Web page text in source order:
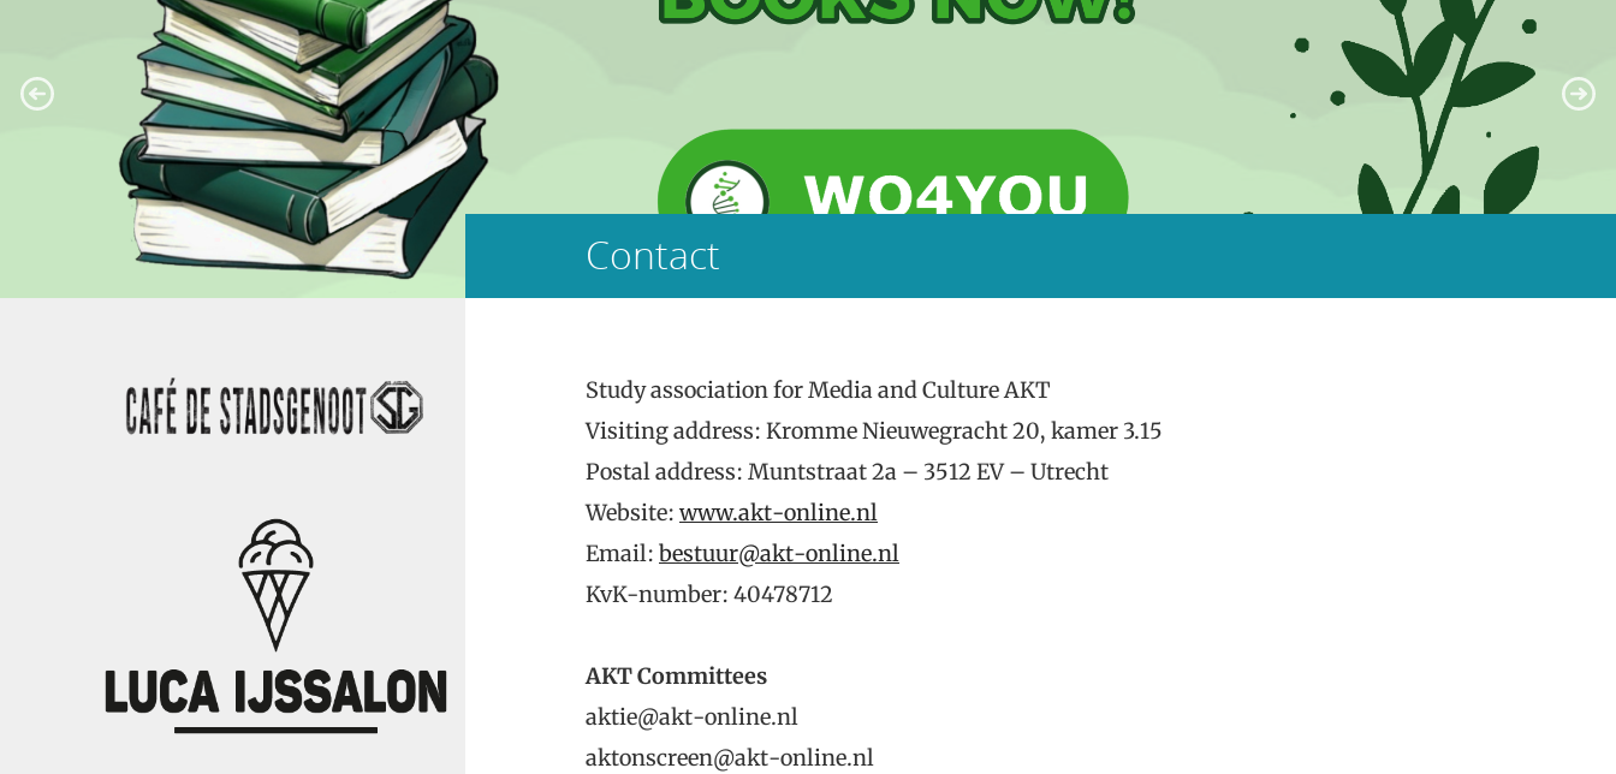
Contact
Study association for Media and Culture AKT
Visiting address: Kromme Nieuwegracht 20, kamer 3.15
Postal address: Muntstraat 2a – 3512 EV – Utrecht
Website: www.akt-online.nl
Email: bestuur@akt-online.nl
KvK-number: 40478712
AKT Committees
aktie@akt-online.nl
aktonscreen@akt-online.nl